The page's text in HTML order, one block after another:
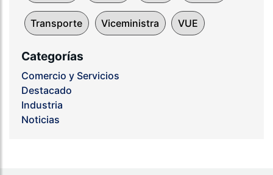
Transporte Viceministra VUE
Categorías
Comercio y Servicios
Destacado
Industria
Noticias